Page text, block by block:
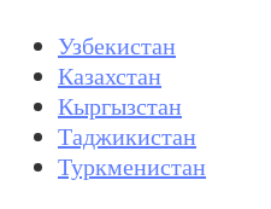
Узбекистан
Казахстан
Кыргызстан
Таджикистан
Туркменистан